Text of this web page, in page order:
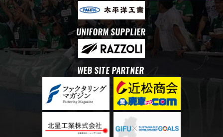
UNIFORM SUPPLIER
WEB SITE PARTNER